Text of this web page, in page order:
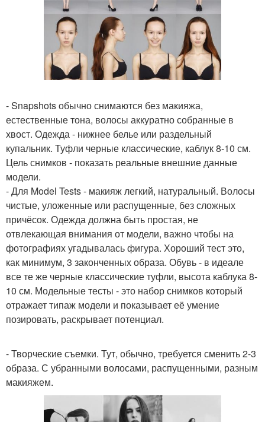
- Snapshots обычно снимаются без макияжа,
естественные тона, волосы аккуратно собранные в
хвост. Одежда - нижнее белье или раздельный
купальник. Туфли черные классические, каблук 8-10 см.
Цель снимков - показать реальные внешние данные
модели.
- Для Model Tests - макияж легкий, натуральный. Волосы
чистые, уложенные или распущенные, без сложных
причёсок. Одежда должна быть простая, не
отвлекающая внимания от модели, важно чтобы на
фотографиях угадывалась фигура. Хороший тест это,
как минимум, 3 законченных образа. Обувь - в идеале
все те же черные классические туфли, высота каблука 8-
10 см. Модельные тесты - это набор снимков который
отражает типаж модели и показывает её умение
позировать, раскрывает потенциал.
- Творческие съемки. Тут, обычно, требуется сменить 2-3
образа. С убранными волосами, распущенными, разным
макияжем.